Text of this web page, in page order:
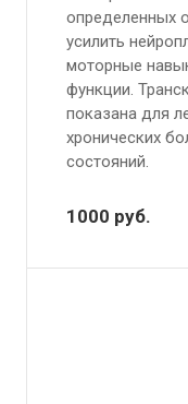
определенных
усилить
моторные
функции.
показана для
хронических
состояний.
1000 руб.